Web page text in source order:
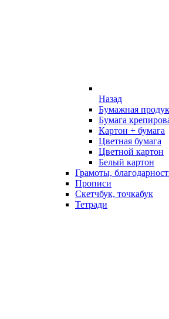
Назад
Бумажная
Бумага
Картон + бумага
Цветная бумага
Цветной картон
Белый картон
Грамоты,
Прописи
Скетчбук, точкабук
Тетради